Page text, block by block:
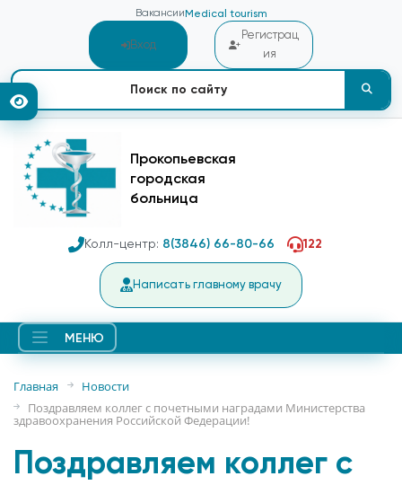
Вакансии Medical tourism
Вход
Регистрац
ия
Прокопьевская
городская
больница
Колл-центр: 8(3846) 66-80-66 122
Написать главному врачу
МЕНЮ
Главная
Новости
Поздравляем коллег с почетными наградами Министерства
здравоохранения Российской Федерации!
Поздравляем коллег с